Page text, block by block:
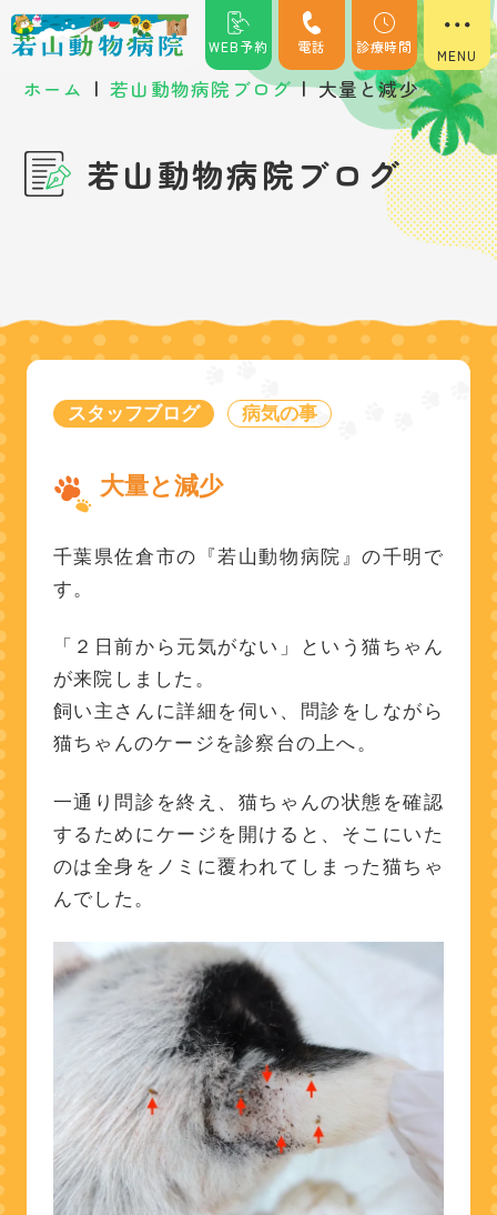
WEB予約 電話 診療時間
ホーム | 若山動物病院ブログ | 大量と減少
若山動物病院ブログ
スタッフブログ 病気の事
大量と減少
千葉県佐倉市の『若山動物病院』の千明で
す。
「２日前から元気がない」という猫ちゃん
が来院しました。
飼い主さんに詳細を伺い、問診をしながら
猫ちゃんのケージを診察台の上へ。
一通り問診を終え、猫ちゃんの状態を確認
するためにケージを開けると、そこにいた
のは全身をノミに覆われてしまった猫ちゃ
んでした。